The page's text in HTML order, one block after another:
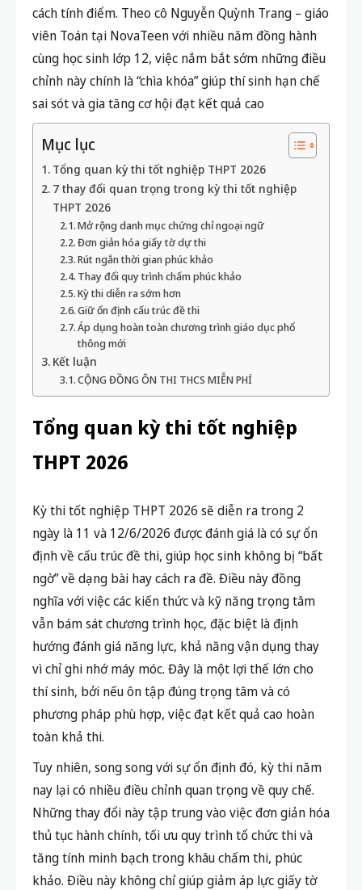
cách tính điểm. Theo cô Nguyễn Quỳnh Trang – giáo
viên Toán tại NovaTeen với nhiều năm đồng hành
cùng học sinh lớp 12, việc nắm bắt sớm những điều
chỉnh này chính là “chìa khóa” giúp thí sinh hạn chế
sai sót và gia tăng cơ hội đạt kết quả cao
Mục lục
Tổng quan kỳ thi tốt nghiệp THPT 2026
7 thay đổi quan trọng trong kỳ thi tốt nghiệp
THPT 2026
Mở rộng danh mục chứng chỉ ngoại ngữ
Đơn giản hóa giấy tờ dự thi
Rút ngắn thời gian phúc khảo
Thay đổi quy trình chấm phúc khảo
Kỳ thi diễn ra sớm hơn
Giữ ổn định cấu trúc đề thi
Áp dụng hoàn toàn chương trình giáo dục phổ
thông mới
Kết luận
CỘNG ĐỒNG ÔN THI THCS MIỄN PHÍ
Tổng quan kỳ thi tốt nghiệp
THPT 2026
Kỳ thi tốt nghiệp THPT 2026 sẽ diễn ra trong 2
ngày là 11 và 12/6/2026 được đánh giá là có sự ổn
định về cấu trúc đề thi, giúp học sinh không bị “bất
ngờ” về dạng bài hay cách ra đề. Điều này đồng
nghĩa với việc các kiến thức và kỹ năng trọng tâm
vẫn bám sát chương trình học, đặc biệt là định
hướng đánh giá năng lực, khả năng vận dụng thay
vì chỉ ghi nhớ máy móc. Đây là một lợi thế lớn cho
thí sinh, bởi nếu ôn tập đúng trọng tâm và có
phương pháp phù hợp, việc đạt kết quả cao hoàn
toàn khả thi.
Tuy nhiên, song song với sự ổn định đó, kỳ thi năm
nay lại có nhiều điều chỉnh quan trọng về quy chế.
Những thay đổi này tập trung vào việc đơn giản hóa
thủ tục hành chính, tối ưu quy trình tổ chức thi và
tăng tính minh bạch trong khâu chấm thi, phúc
khảo. Điều này không chỉ giúp giảm áp lực giấy tờ